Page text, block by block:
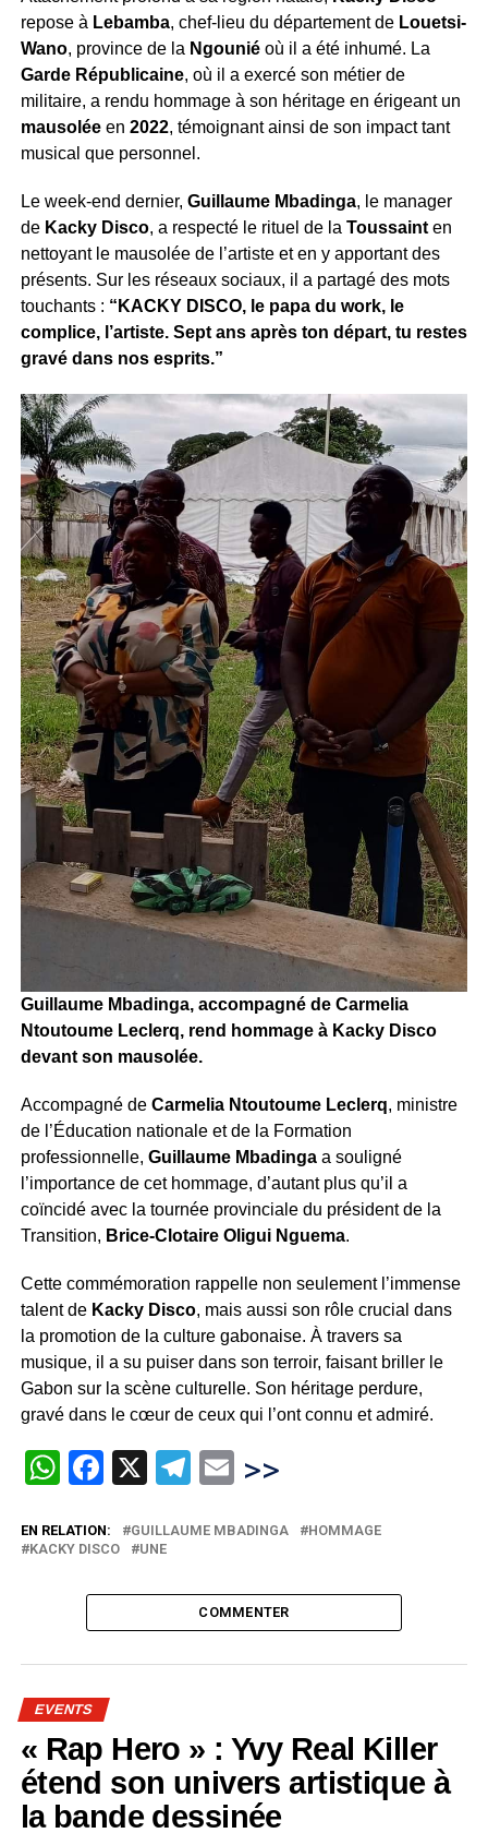
repose à Lebamba, chef-lieu du département de Louetsi-
Wano, province de la Ngouniéoù il a été inhumé. La
Garde Républicaine, où il a exercé son métier de
militaire, a rendu hommage à son héritage en érigeant un
mausolée en 2022, témoignant ainsi de son impact tant
musical que personnel.
Le week-end dernier, Guillaume Mbadinga, le manager
de Kacky Disco, a respecté le rituel de la Toussaint en
nettoyant le mausolée de l’artiste et en y apportant des
présents. Sur les réseaux sociaux, il a partagé des mots
touchants : “KACKY DISCO, le papa du work, le
complice, l’artiste. Sept ans après ton départ, tu restes
gravé dans nos esprits.”
Guillaume Mbadinga, accompagné de Carmelia
Ntoutoume Leclerq, rend hommage à Kacky Disco
devant son mausolée.
Accompagné deCarmelia Ntoutoume Leclerq, ministre
de l’Éducation nationale et de la Formation
professionnelle, Guillaume Mbadingaa souligné
l’importance de cet hommage, d’autant plus qu’il a
coïncidé avec la tournée provinciale du président de la
Transition, Brice-Clotaire Oligui Nguema.
Cette commémoration rappelle non seulement l’immense
talent de Kacky Disco, mais aussi son rôle crucial dans
la promotion de la culture gabonaise. À travers sa
musique, il a su puiser dans son terroir, faisant briller le
Gabon sur la scène culturelle. Son héritage perdure,
gravé dans le cœur de ceux qui l’ont connu et admiré.
WhatsApp
Facebook
X Telegram
Email
>>
EN RELATION: GUILLAUME MBADINGA
HOMMAGE
KACKY DISCO
UNE
COMMENTER
EVENTS
« Rap Hero » : Yvy Real Killer
étend son univers artistique à
la bande dessinée